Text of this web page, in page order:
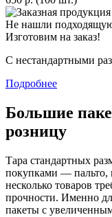
Не нашли
Изготовим на заказ!
С нестандартными
Подробнее
Большие
розницу
Тара стандартных
покупками — пальто,
несколько товаров
прочности. Именно
пакеты с